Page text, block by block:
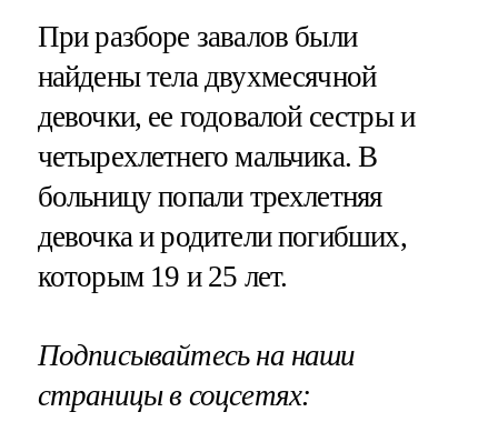
При разборе завалов были
найдены тела двухмесячной
девочки, ее годовалой сестры и
четырехлетнего мальчика. В
больницу попали трехлетняя
девочка и родители погибших,
которым 19 и 25 лет.
Подписывайтесь на наши
страницы в соцсетях: